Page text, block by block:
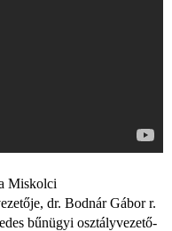
Miskolci
dr. Bodnár Gábor r.
bűnügyi osztályvezető-